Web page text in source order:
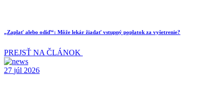
„Zaplať alebo odíď“: Môže lekár žiadať vstupný poplatok za vyšetrenie?
PREJSŤ NA ČLÁNOK
27 júl 2026